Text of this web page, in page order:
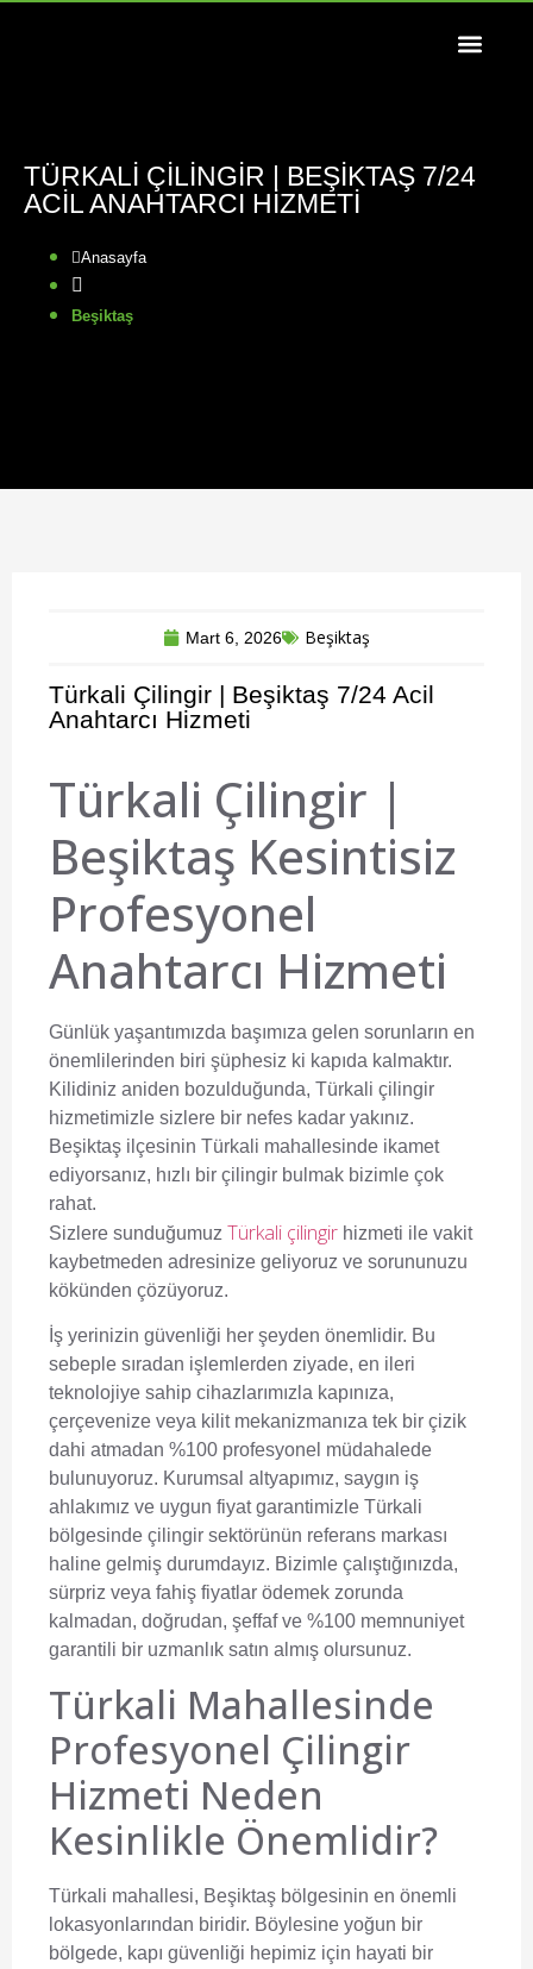
TÜRKALI ÇILINGIR | BEŞIKTAŞ 7/24
ACIL ANAHTARCI HIZMETI
Anasayfa
Beşiktaş
Mart 6, 2026 Beşiktaş
Türkali Çilingir | Beşiktaş 7/24 Acil
Anahtarcı Hizmeti
Türkali Çilingir |
Beşiktaş Kesintisiz
Profesyonel
Anahtarcı Hizmeti
Günlük yaşantımızda başımıza gelen sorunların en
önemlilerinden biri şüphesiz ki kapıda kalmaktır.
Kilidiniz aniden bozulduğunda, Türkali çilingir
hizmetimizle sizlere bir nefes kadar yakınız.
Beşiktaş ilçesinin Türkali mahallesinde ikamet
ediyorsanız, hızlı bir çilingir bulmak bizimle çok
rahat.
Sizlere sunduğumuz Türkali çilingir hizmeti ile vakit
kaybetmeden adresinize geliyoruz ve sorununuzu
kökünden çözüyoruz.
İş yerinizin güvenliği her şeyden önemlidir. Bu
sebeple sıradan işlemlerden ziyade, en ileri
teknolojiye sahip cihazlarımızla kapınıza,
çerçevenize veya kilit mekanizmanıza tek bir çizik
dahi atmadan %100 profesyonel müdahalede
bulunuyoruz. Kurumsal altyapımız, saygın iş
ahlakımız ve uygun fiyat garantimizle Türkali
bölgesinde çilingir sektörünün referans markası
haline gelmiş durumdayız. Bizimle çalıştığınızda,
sürpriz veya fahiş fiyatlar ödemek zorunda
kalmadan, doğrudan, şeffaf ve %100 memnuniyet
garantili bir uzmanlık satın almış olursunuz.
Türkali Mahallesinde
Profesyonel Çilingir
Hizmeti Neden
Kesinlikle Önemlidir?
Türkali mahallesi, Beşiktaş bölgesinin en önemli
lokasyonlarından biridir. Böylesine yoğun bir
bölgede, kapı güvenliği hepimiz için hayati bir